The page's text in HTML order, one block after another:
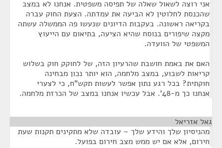
אני רוצה לשאול שאלה של תפיסה משפטית. אנחנו לא במצב
שהכנסת לחלוטין לא הביעה את עמדתה. הצעת החוק עברה
בקריאה ראשונה. בעקבות הדיונים שנעשו פה הממשלה עשתה
מקצה שיפורים בנוסח שהיא הציעה, בתיאום עם הייעוץ
המשפטי של הוועדה.
האם את באמת חושבת שהרעיון הזה, של לחוקק חוק בשלוש
קריאות לשבוע, במצב מלחמה, הוא יותר נכון מבחינה
חוקתית? בכל רגע נתון אפשר לעשות תקש"ח, כי לצערי
אנחנו כך מ-48'. אבל עכשיו אנחנו במצב של הכרזת מלחמה.
גאל אזריאל
מהניסיון שלך והידע שלך – עובדה שלא מתקינים תקנות שעת
חירום, אלא אם יש ממש מצב חירום בפועל.